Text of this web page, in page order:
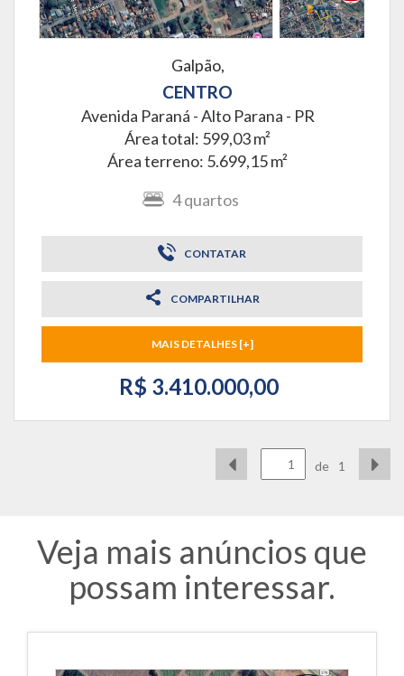
Galpão,
CENTRO
Avenida Paraná -Alto Parana - PR
Área total: 599,03 m²
Área terreno: 5.699,15 m²
4quartos
CONTATAR
COMPARTILHAR
MAIS DETALHES [+]
R$ 3.410.000,00
de 1
Veja mais anúncios que
possam interessar.